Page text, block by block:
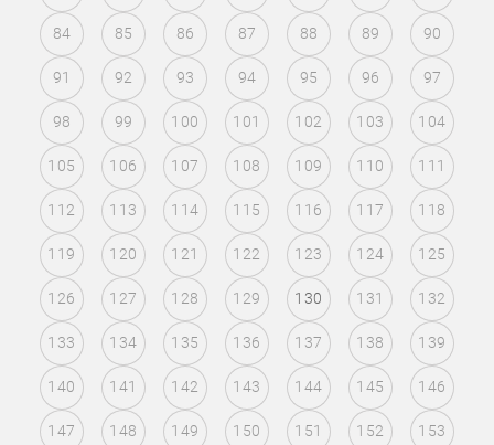
84 85 86 87 88 89 90
91 92 93 94 95 96 97
98 99 100 101 102 103 104
105 106 107 108 109 110 111
112 113 114 115 116 117 118
119 120 121 122 123 124 125
126 127 128 129 130 131 132
133 134 135 136 137 138 139
140 141 142 143 144 145 146
147 148 149 150 151 152 153